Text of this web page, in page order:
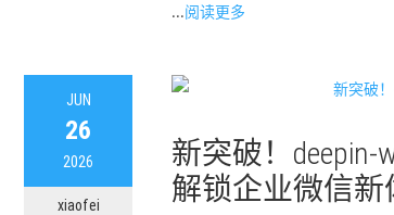
...阅读更多
JUN
26
2026
xiaofei
新突破！deepin-
解锁企业微信新